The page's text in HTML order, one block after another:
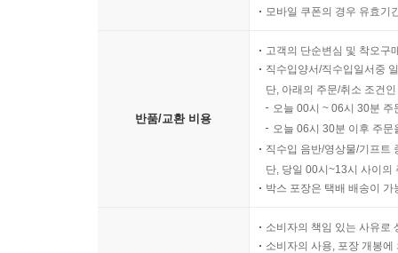
모바일 쿠폰의 경우 유효기
반품/교환 비용
고객의 단순변심 및 착오구
직수입양서/직수입일서중
단, 아래의 주문/취소 조건
오늘 00시 ~ 06시 30분
오늘 06시 30분 이후 주
직수입 음반/영상물/기프트
단, 당일 00시~13시 사이의
박스 포장은 택배 배송이
소비자의 책임 있는 사유로
소비자의 사용, 포장 개봉